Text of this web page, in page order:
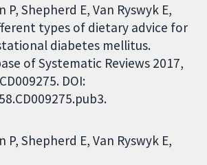
P, Shepherd E, Van Ryswyk E,
types of dietary advice for
diabetes mellitus.
of Systematic Reviews 2017,
DOI:
P Shepherd E Van Ryswyk E